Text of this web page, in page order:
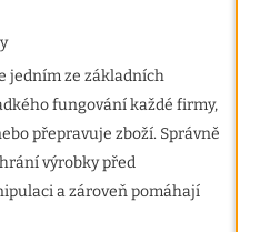
jedním ze základních
fungování každé firmy,
přepravuje zboží. Správně
výrobky před
a zároveň pomáhají